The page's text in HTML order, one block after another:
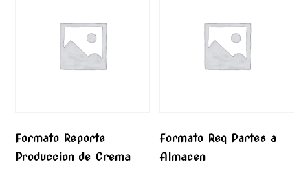
Formato Reporte
Produccion de Crema
Formato Req Partes a
Almacen